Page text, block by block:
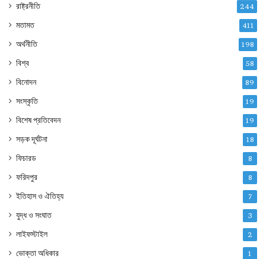
রাষ্ট্রনীতি 244
মতামত 411
অর্থনীতি 198
বিশ্ব 58
বিনোদন 89
সংস্কৃতি 19
বিশেষ প্রতিবেদন 19
সড়ক দূর্ঘটনা 18
ফিচারড 8
ফরিদপুর 8
ইতিহাস ও ঐতিহ্য 7
যুদ্ধ ও সংঘাত 3
লাইফস্টাইল 2
ভোক্তা অধিকার 1